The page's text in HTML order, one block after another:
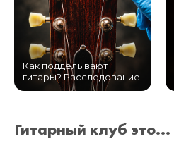
Как подделывают
гитары? Расследование
Гитарный клуб это...